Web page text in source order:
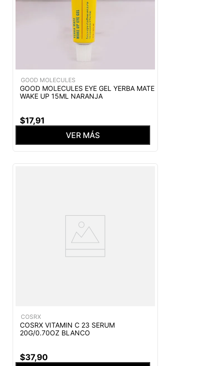
GOOD MOLECULES
GOOD MOLECULES EYE GEL YERBA MATE
WAKE UP 15ML NARANJA
$17,91
VER MÁS
COSRX
COSRX VITAMIN C 23 SERUM
20G/0.70OZ BLANCO
$37,90